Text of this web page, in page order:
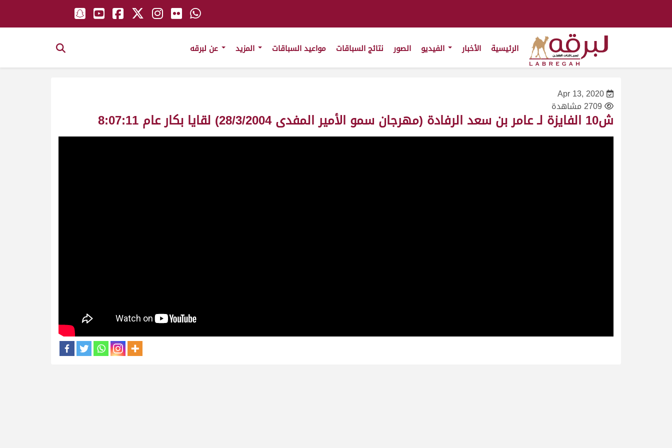
الرئيسية الأخبار الصور نتائج السباقات مواعيد السباقات
Apr 13, 2020
2709 مشاهدة
ش10 الفايزة لـ عامر بن سعد الرفادة (مهرجان سمو الأمير المفدى 28/3/2004) لقايا بكار عام 8:07:11